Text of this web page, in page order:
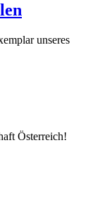
unseres
Österreich!